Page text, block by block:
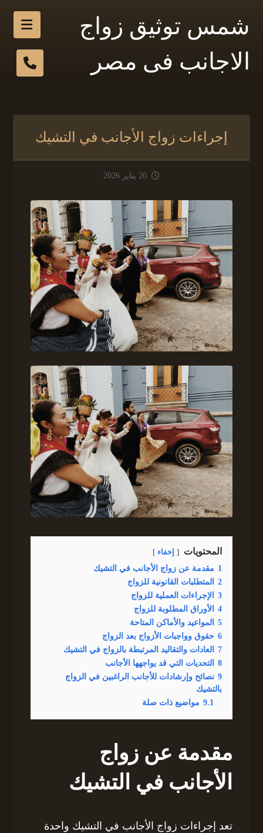
شمس توثيق زواج
الاجانب فى مصر
إجراءات زواج الأجانب في التشيك
20 يناير 2026
المحتويات إخفاء
1 مقدمة عن زواج الأجانب في التشيك
2
المتطلبات القانونية للزواج
3
الإجراءات العملية للزواج
4
الأوراق المطلوبة للزواج
5
المواعيد والأماكن المتاحة
6 حقوق وواجبات الأزواج بعد الزواج
7
العادات والتقاليد المرتبطة بالزواج في التشيك
8
التحديات التي قد يواجهها الأجانب
9 نصائح وإرشادات للأجانب الراغبين في الزواج
بالتشيك
9.1 مواضيع ذات صلة
مقدمة عن زواج
الأجانب في التشيك
تعد إجراءات زواج الأجانب في التشيك واحدة